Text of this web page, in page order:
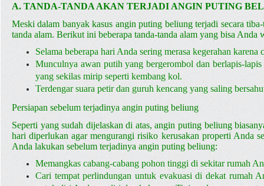
Publik
>
Prosedur
Evakuasi
A. TANDA-TANDA AKAN TERJADI ANGIN PUTING
Meski dalam banyak kasus angin puting beliung terjadi secara
tanda alam. Berikut ini beberapa tanda-tanda alam yang bisa
Selama beberapa hari Anda sering merasa kegerahan
Munculnya awan putih yang bergerombol dan berlapis-
yang sekilas mirip seperti kembang kol.
Terdengar suara petir dan guruh kencang yang saling
Persiapan sebelum terjadinya angin puting beliung
Seperti yang sudah dijelaskan di atas, angin puting beliung
hari diperlukan agar mengurangi risiko kerusakan properti Anda
Anda lakukan sebelum terjadinya angin puting beliung:
Memangkas cabang-cabang pohon tinggi di sekitar rumah
Cari tempat perlindungan untuk evakuasi di dekat rumah